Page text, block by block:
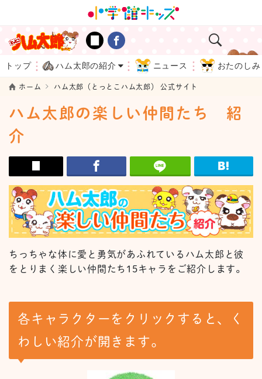
トップ ハム太郎の紹介 ニュース おたのしみ
ホーム ハム太郎（とっとこハム太郎） 公式サイト
ハム太郎の楽しい仲間たち 紹
介
ちっちゃな体に愛と勇気があふれているハム太郎と彼
をとりまく楽しい仲間たち15キャラをご紹介します。
各キャラクターをクリックすると、く
わしい紹介が開きます。